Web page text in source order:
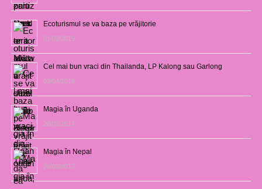
Ecoturismul se va baza pe vrăjitorie
01/02/2019
Cel mai bun vraci din Thailanda, LP Kalong sau Garlong
03/04/2018
Magia în Uganda
28/02/2017
Magia în Nepal
26/02/2017